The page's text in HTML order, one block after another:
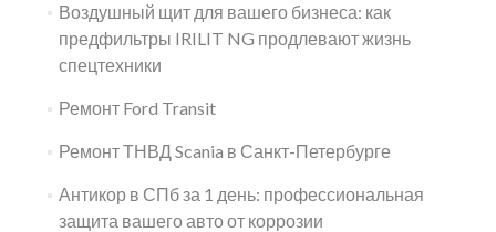
Воздушный щит для вашего бизнеса: как
предфильтры IRILIT NG продлевают жизнь
спецтехники
Ремонт Ford Transit
Ремонт ТНВД Scania в Санкт-Петербурге
Антикор в СПб за 1 день: профессиональная
защита вашего авто от коррозии